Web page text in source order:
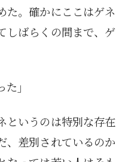
た。確かにここはゲネ
しばらくの間まで、ゲ
」
というのは特別な存在
、差別されているのか